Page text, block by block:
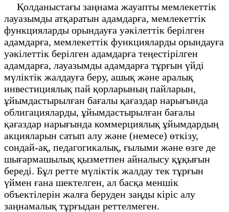
Қолданыстағы заңнама жауапты мемлекеттік
лауазымды атқаратын адамдарға, мемлекеттік
функцияларды орындауға уәкілеттік берілген
адамдарға, мемлекеттік функцияларды орындауға
уәкілеттік берілген адамдарға теңестірілген
адамдарға, лауазымды адамдарға тұрғын үйді
мүліктік жалдауға беру, ашық және аралық
инвестициялық пай қорларының пайларын,
ұйымдастырылған бағалы қағаздар нарығында
облигацияларды, ұйымдастырылған бағалы
қағаздар нарығында коммерциялық ұйымдардың
акцияларын сатып алу және (немесе) өткізу,
сондай-ақ, педагогикалық, ғылыми және өзге де
шығармашылық қызметпен айналысу құқығын
береді. Бұл ретте мүліктік жалдау тек тұрғын
үймен ғана шектелген, ал басқа меншік
объектілерін жалға беруден заңды кіріс алу
заңнамалық тұрғыдан реттелмеген.